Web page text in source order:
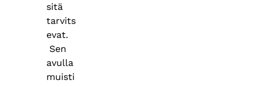
sitä
tarvits
evat.
Sen
avulla
muisti